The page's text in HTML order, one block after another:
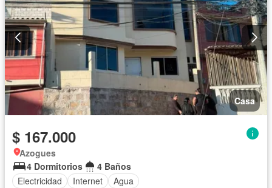
Casa
$ 167.000
Azogues
4 Dormitorios
4 Baños
Electricidad
Internet Agua